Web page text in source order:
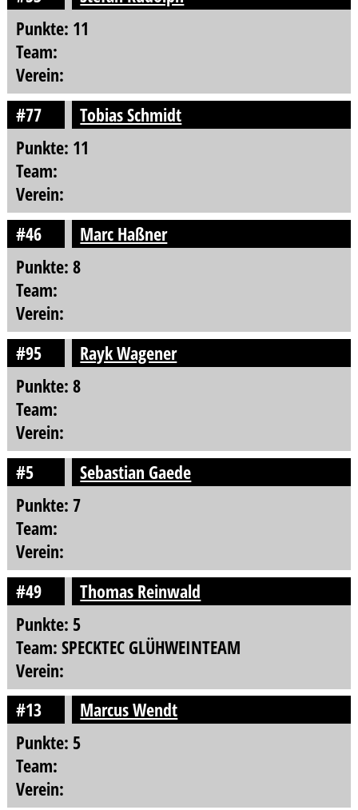
Punkte: 11
Team:
Verein:
#77
Tobias Schmidt
Punkte: 11
Team:
Verein:
#46
Marc Haßner
Punkte: 8
Team:
Verein:
#95
Rayk Wagener
Punkte: 8
Team:
Verein:
#5
Sebastian Gaede
Punkte: 7
Team:
Verein:
#49
Thomas Reinwald
Punkte: 5
Team: SPECKTEC GLÜHWEINTEAM
Verein:
#13
Marcus Wendt
Punkte: 5
Team:
Verein: